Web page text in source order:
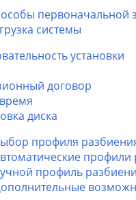
первоначальной
системы
установки
договор
диска
профиля
профили
профиль